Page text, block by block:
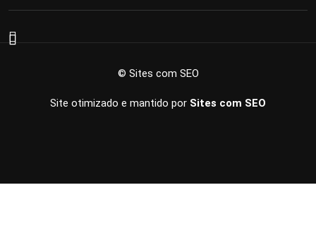
© Sites com SEO
Site otimizado e mantido por Sites com SEO